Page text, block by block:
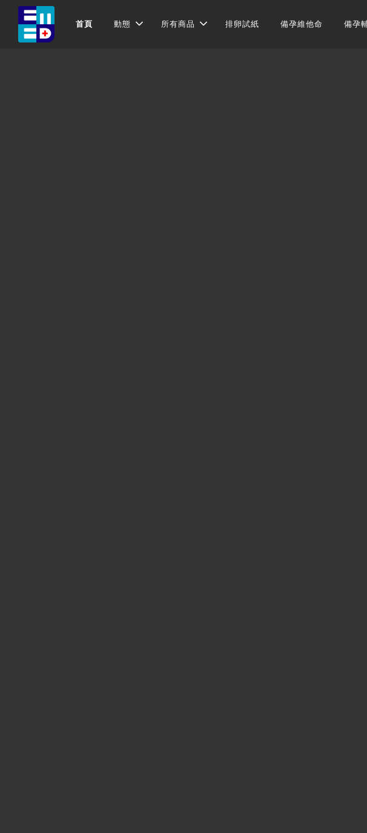
首頁 動態 所有商品 排卵試紙 備孕維他命 備孕